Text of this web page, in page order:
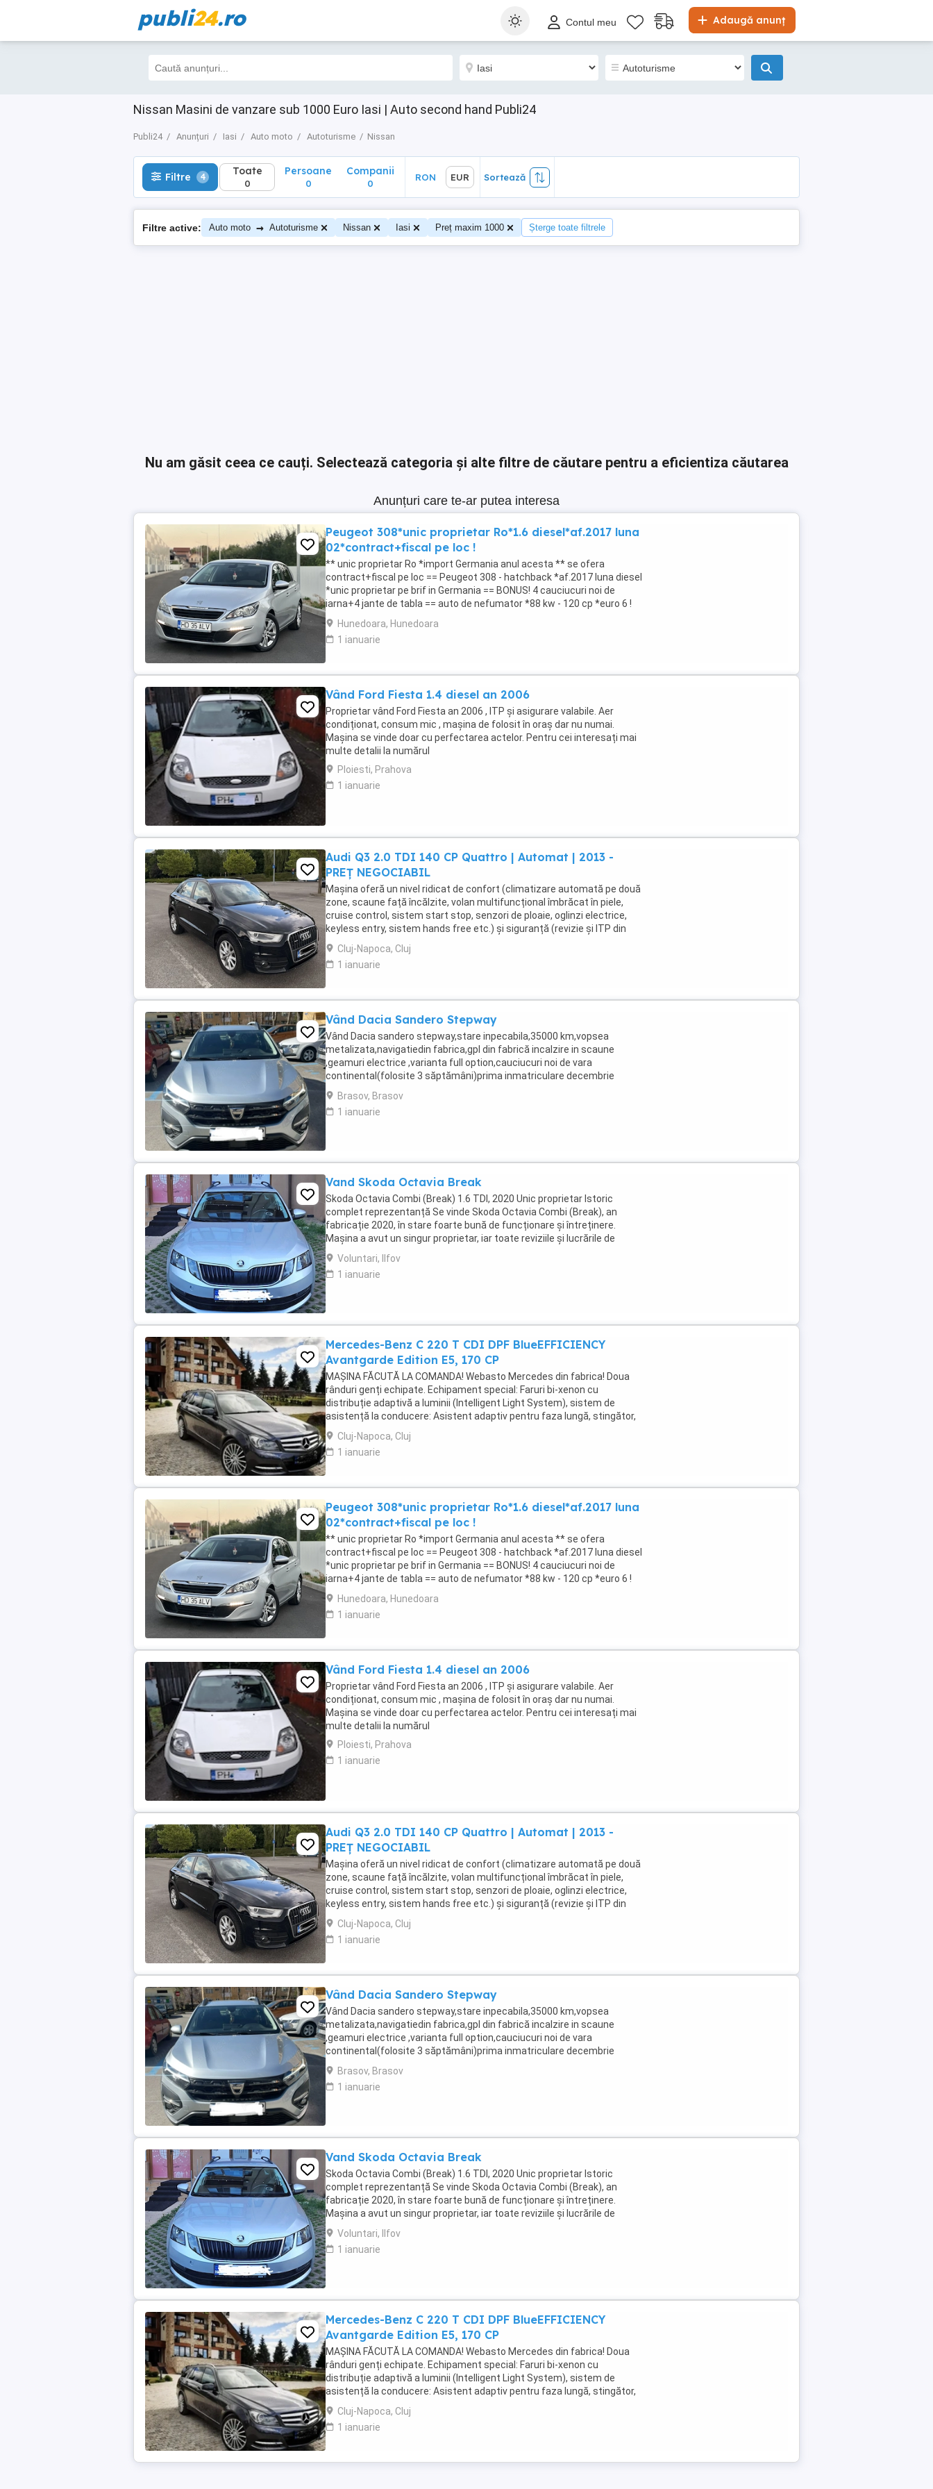
publi24.ro Adaugă anunț
Contul meu
Nissan Masini de vanzare sub 1000 Euro Iasi | Auto second hand Publi24
Publi24 Anunțuri Iasi Auto moto Autoturisme Nissan
Filtre 4 Toate
0
Sortează
Filtre 4 Toate
0
Persoane
0
Companii
0
RON EUR Sortează
Filtre active: Auto moto → Autoturisme Nissan Iasi Preț maxim 1000 Șterge toate filtrele
Nu am găsit ceea ce cauți. Selectează categoria și alte filtre de căutare pentru a eficientiza căutarea
Anunțuri care te-ar putea interesa
Peugeot 308*unic proprietar Ro*1.6 diesel*af.2017 luna
02*contract+fiscal pe loc !
** unic proprietar Ro *import Germania anul acesta ** se ofera
contract+fiscal pe loc == Peugeot 308 - hatchback *af.2017 luna diesel
*unic proprietar pe brif in Germania == BONUS! 4 cauciucuri noi de
iarna+4 jante de tabla == auto de nefumator *88 kw - 120 cp *euro 6 !
== km:223.724 *daylights-lumini ...
Hunedoara, Hunedoara
1 ianuarie
Vând Ford Fiesta 1.4 diesel an 2006
Proprietar vând Ford Fiesta an 2006 , ITP și asigurare valabile. Aer
condiționat, consum mic , mașina de folosit în oraș dar nu numai.
Mașina se vinde doar cu perfectarea actelor. Pentru cei interesați mai
multe detalii la numărul
Ploiesti, Prahova
1 ianuarie
Audi Q3 2.0 TDI 140 CP Quattro | Automat | 2013 -
PREȚ NEGOCIABIL
Mașina oferă un nivel ridicat de confort (climatizare automată pe două
zone, scaune față încălzite, volan multifuncțional îmbrăcat în piele,
cruise control, sistem start stop, senzori de ploaie, oglinzi electrice,
keyless entry, sistem hands free etc.) și siguranță (revizie și ITP din
iunie 2026, plăcuțe ...
Cluj-Napoca, Cluj
1 ianuarie
Vând Dacia Sandero Stepway
Vând Dacia sandero stepway,stare inpecabila,35000 km,vopsea
metalizata,navigatiedin fabrica,gpl din fabrică incalzire in scaune
,geamuri electrice ,varianta full option,cauciucuri noi de vara
continental(folosite 3 săptămâni)prima inmatriculare decembrie
2021,Gsi,computer de bord,aer conditionat,inchidere ...
Brasov, Brasov
1 ianuarie
Vand Skoda Octavia Break
Skoda Octavia Combi (Break) 1.6 TDI, 2020 Unic proprietar Istoric
complet reprezentanță Se vinde Skoda Octavia Combi (Break), an
fabricație 2020, în stare foarte bună de funcționare și întreținere.
Mașina a avut un singur proprietar, iar toate reviziile și lucrările de
întreținere au fost efectuate ...
Voluntari, Ilfov
1 ianuarie
Mercedes-Benz C 220 T CDI DPF BlueEFFICIENCY
Avantgarde Edition E5, 170 CP
MAȘINA FĂCUTĂ LA COMANDA! Webasto Mercedes din fabrica! Doua
rânduri genți echipate. Echipament special: Faruri bi-xenon cu
distribuție adaptivă a luminii (Intelligent Light System), sistem de
asistență la conducere: Asistent adaptiv pentru faza lungă, stingător,
covorașe din velur, rezervor de combustibil: ...
Cluj-Napoca, Cluj
1 ianuarie
Peugeot 308*unic proprietar Ro*1.6 diesel*af.2017 luna
02*contract+fiscal pe loc !
** unic proprietar Ro *import Germania anul acesta ** se ofera
contract+fiscal pe loc == Peugeot 308 - hatchback *af.2017 luna diesel
*unic proprietar pe brif in Germania == BONUS! 4 cauciucuri noi de
iarna+4 jante de tabla == auto de nefumator *88 kw - 120 cp *euro 6 !
== km:223.724 *daylights-lumini ...
Hunedoara, Hunedoara
1 ianuarie
Vând Ford Fiesta 1.4 diesel an 2006
Proprietar vând Ford Fiesta an 2006 , ITP și asigurare valabile. Aer
condiționat, consum mic , mașina de folosit în oraș dar nu numai.
Mașina se vinde doar cu perfectarea actelor. Pentru cei interesați mai
multe detalii la numărul
Ploiesti, Prahova
1 ianuarie
Audi Q3 2.0 TDI 140 CP Quattro | Automat | 2013 -
PREȚ NEGOCIABIL
Mașina oferă un nivel ridicat de confort (climatizare automată pe două
zone, scaune față încălzite, volan multifuncțional îmbrăcat în piele,
cruise control, sistem start stop, senzori de ploaie, oglinzi electrice,
keyless entry, sistem hands free etc.) și siguranță (revizie și ITP din
iunie 2026, plăcuțe ...
Cluj-Napoca, Cluj
1 ianuarie
Vând Dacia Sandero Stepway
Vând Dacia sandero stepway,stare inpecabila,35000 km,vopsea
metalizata,navigatiedin fabrica,gpl din fabrică incalzire in scaune
,geamuri electrice ,varianta full option,cauciucuri noi de vara
continental(folosite 3 săptămâni)prima inmatriculare decembrie
2021,Gsi,computer de bord,aer conditionat,inchidere ...
Brasov, Brasov
1 ianuarie
Vand Skoda Octavia Break
Skoda Octavia Combi (Break) 1.6 TDI, 2020 Unic proprietar Istoric
complet reprezentanță Se vinde Skoda Octavia Combi (Break), an
fabricație 2020, în stare foarte bună de funcționare și întreținere.
Mașina a avut un singur proprietar, iar toate reviziile și lucrările de
întreținere au fost efectuate ...
Voluntari, Ilfov
1 ianuarie
Mercedes-Benz C 220 T CDI DPF BlueEFFICIENCY
Avantgarde Edition E5, 170 CP
MAȘINA FĂCUTĂ LA COMANDA! Webasto Mercedes din fabrica! Doua
rânduri genți echipate. Echipament special: Faruri bi-xenon cu
distribuție adaptivă a luminii (Intelligent Light System), sistem de
asistență la conducere: Asistent adaptiv pentru faza lungă, stingător,
covorașe din velur, rezervor de combustibil: ...
Cluj-Napoca, Cluj
1 ianuarie